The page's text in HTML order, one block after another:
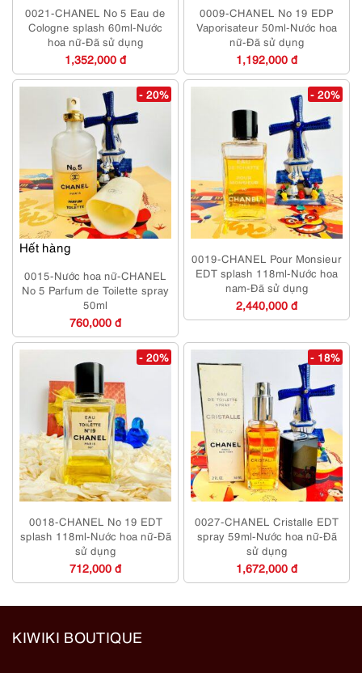
0021-CHANEL No 5 Eau de
Cologne splash 60ml-Nước
hoa nữ-Đã sử dụng
1,352,000 đ
0009-CHANEL No 19 EDP
Vaporisateur 50ml-Nước hoa
nữ-Đã sử dụng
1,192,000 đ
Hết hàng
- 20%
0015-Nước hoa nữ-CHANEL
No 5 Parfum de Toilette spray
50ml
760,000 đ
- 20%
0019-CHANEL Pour Monsieur
EDT splash 118ml-Nước hoa
nam-Đã sử dụng
2,440,000 đ
- 20%
0018-CHANEL No 19 EDT
splash 118ml-Nước hoa nữ-Đã
sử dụng
712,000 đ
- 18%
0027-CHANEL Cristalle EDT
spray 59ml-Nước hoa nữ-Đã
sử dụng
1,672,000 đ
KIWIKI BOUTIQUE